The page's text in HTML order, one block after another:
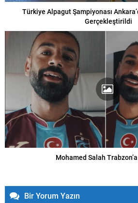
Türkiye Alpagut Şampiyonası
Gerçekleştirildi
Mohamed Salah
Bir Yorum Yazın